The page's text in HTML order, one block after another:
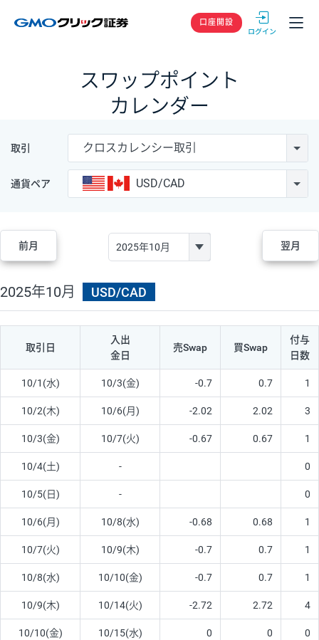
GMOクリック
口座開設
スワップポイント
カレンダー
取引 クロスカレンシー取引
通貨ペア USD/CAD
前月 翌月
2025年10月 USD/CAD
取引日
入出
金日
売Swap 買Swap
付与
日数
10/1(水) 10/3(金) -0.7 0.7 1
10/2(木) 10/6(月) -2.02 2.02 3
10/3(金) 10/7(火) -0.67 0.67 1
10/4(土) - 0
10/5(日) - 0
10/6(月) 10/8(水) -0.68 0.68 1
10/7(火) 10/9(木) -0.7 0.7 1
10/8(水) 10/10(金) -0.7 0.7 1
10/9(木) 10/14(火) -2.72 2.72 4
10/10(金) 10/15(水) 0 0 0